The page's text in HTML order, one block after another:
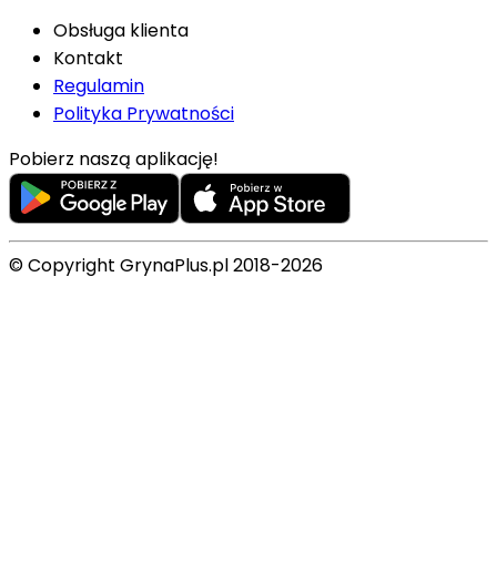
Obsługa klienta
Kontakt
Regulamin
Polityka Prywatności
Pobierz naszą aplikację!
© Copyright GrynaPlus.pl 2018-2026